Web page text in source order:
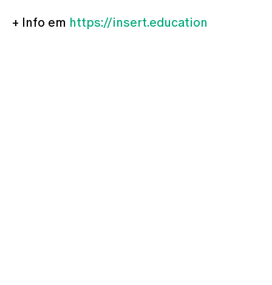
+ Info em https://insert.education